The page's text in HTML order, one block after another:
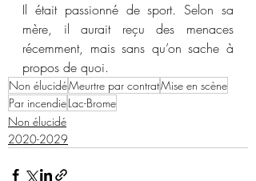
Il était passionné de sport. Selon sa
mère, il aurait reçu des menaces
récemment, mais sans qu’on sache à
propos de quoi.
Non élucidéMeurtre par contratMise en scène
Par incendieLac-Brome
Non élucidé
2020-2029